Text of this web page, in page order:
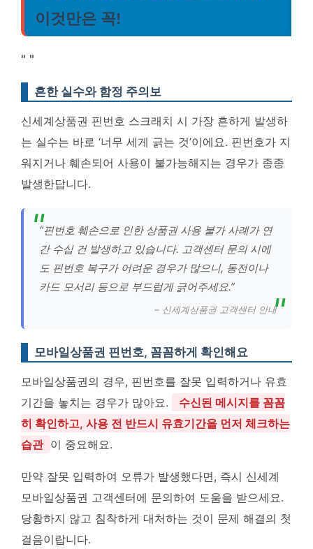
이것만은 꼭!
" "
흔한 실수와 함정 주의보
신세계상품권 핀번호 스크래치 시 가장 흔하게 발생하
는 실수는 바로 ‘너무 세게 긁는 것’이에요. 핀번호가 지
워지거나 훼손되어 사용이 불가능해지는 경우가 종종
발생한답니다.
“핀번호 훼손으로 인한 상품권 사용 불가 사례가 연
간 수십 건 발생하고 있습니다. 고객센터 문의 시에
도 핀번호 복구가 어려운 경우가 많으니, 동전이나
카드 모서리 등으로 부드럽게 긁어주세요.”
– 신세계상품권 고객센터 안내
모바일상품권 핀번호, 꼼꼼하게 확인해요
모바일상품권의 경우, 핀번호를 잘못 입력하거나 유효
기간을 놓치는 경우가 많아요.
수신된 메시지를 꼼꼼
히 확인하고, 사용 전 반드시 유효기간을 먼저 체크하는
습관 이 중요해요.
만약 잘못 입력하여 오류가 발생했다면, 즉시 신세계
모바일상품권 고객센터에 문의하여 도움을 받으세요.
당황하지 않고 침착하게 대처하는 것이 문제 해결의 첫
걸음이랍니다.